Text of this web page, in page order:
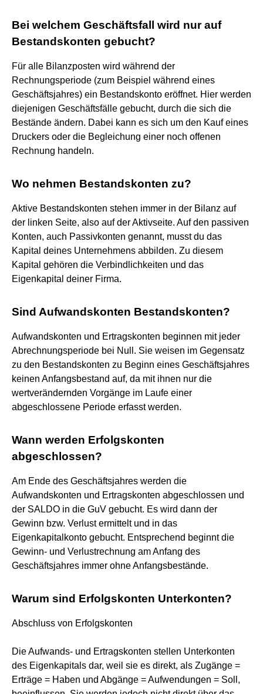
Bei welchem Geschäftsfall wird nur auf
Bestandskonten gebucht?
Für alle Bilanzposten wird während der
Rechnungsperiode (zum Beispiel während eines
Geschäftsjahres) ein Bestandskonto eröffnet. Hier werden
diejenigen Geschäftsfälle gebucht, durch die sich die
Bestände ändern. Dabei kann es sich um den Kauf eines
Druckers oder die Begleichung einer noch offenen
Rechnung handeln.
Wo nehmen Bestandskonten zu?
Aktive Bestandskonten stehen immer in der Bilanz auf
der linken Seite, also auf der Aktivseite. Auf den passiven
Konten, auch Passivkonten genannt, musst du das
Kapital deines Unternehmens abbilden. Zu diesem
Kapital gehören die Verbindlichkeiten und das
Eigenkapital deiner Firma.
Sind Aufwandskonten Bestandskonten?
Aufwandskonten und Ertragskonten beginnen mit jeder
Abrechnungsperiode bei Null. Sie weisen im Gegensatz
zu den Bestandskonten zu Beginn eines Geschäftsjahres
keinen Anfangsbestand auf, da mit ihnen nur die
wertverändernden Vorgänge im Laufe einer
abgeschlossene Periode erfasst werden.
Wann werden Erfolgskonten
abgeschlossen?
Am Ende des Geschäftsjahres werden die
Aufwandskonten und Ertragskonten abgeschlossen und
der SALDO in die GuV gebucht. Es wird dann der
Gewinn bzw. Verlust ermittelt und in das
Eigenkapitalkonto gebucht. Entsprechend beginnt die
Gewinn- und Verlustrechnung am Anfang des
Geschäftsjahres immer ohne Anfangsbestände.
Warum sind Erfolgskonten Unterkonten?
Abschluss von Erfolgskonten
Die Aufwands- und Ertragskonten stellen Unterkonten
des Eigenkapitals dar, weil sie es direkt, als Zugänge =
Erträge = Haben und Abgänge = Aufwendungen = Soll,